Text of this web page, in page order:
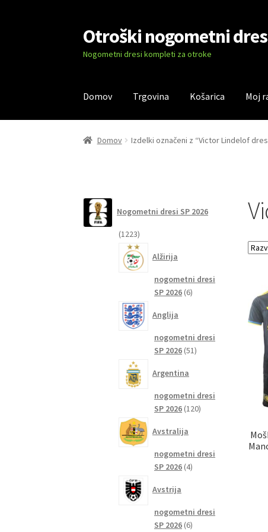
Skip
to
navigation
Skip
to
content
Otroški nogometni
Nogometni dresi kompleti za otroke
Domov Trgovina Košarica Moj
Domov Blog Kontaktiraj nasKošarica Moj
Domov Izdelki označeni z “Victor Lindelof
Nogometni dresi SP 2026
12231223
izdelkov
Alžirija
nogometni dresi
SP 2026 66
Anglija
nogometni dresi
SP 2026 5151
Argentina
nogometni dresi
SP 2026 120120
Avstralija
nogometni dresi
SP 2026 44
Avstrija
nogometni dresi
SP 2026 66